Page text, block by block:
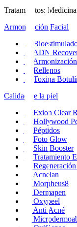
Tratamientos:
Armonización Facial
→
→
ADN
Rellenos
Toxina
Calidad de la piel
Exion Clear
Hollywood
Péptidos
Foto Glow
Skin Booster
Tratamiento
Acnelan
Morpheus8
Dermapen
Oxypeel
Anti Acné